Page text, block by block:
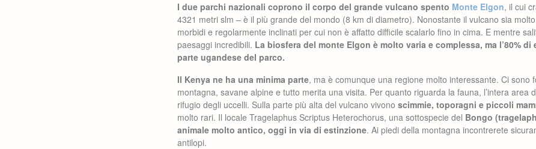
I due parchi nazionali coprono il corpo del grande vulcano spento Monte Elgon, il cui
4321 metri slm – è il più grande del mondo (8 km di diametro). Nonostante il vulcano sia
morbidi e regolarmente inclinati per cui non è affatto difficile scalarlo fino in cima. E mentre
paesaggi incredibili. La biosfera del monte Elgon è molto varia e complessa, ma l’80% di
parte ugandese del parco.
Il Kenya ne ha una minima parte, ma è comunque una regione molto interessante. Ci sono
montagna, savane alpine e tutto merita una visita. Per quanto riguarda la fauna, l’intera area
rifugio degli uccelli. Sulla parte più alta del vulcano vivono scimmie, toporagni e piccoli
molto rari. Il locale Tragelaphus Scriptus Heterochorus, una sottospecie del Bongo
animale molto antico, oggi in via di estinzione. Ai piedi della montagna incontrerete
antilopi.